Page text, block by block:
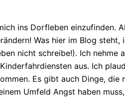
ins Dorfleben einzufinden.
Was hier im Blog
nicht schreibe!). Ich nehme
aus. Ich
Es gibt auch Dinge,
Umfeld Angst haben